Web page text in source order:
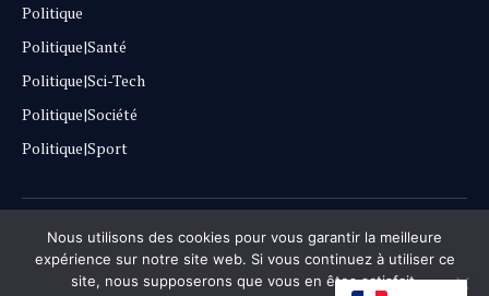
Politique
Politique|Santé
Politique|Sci-Tech
Politique|Société
Politique|Sport
Copyright © 2025 Lehautpanel
Confidentialité Contact Don
Nous utilisons des cookies pour vous garantir la meilleure
expérience sur notre site web. Si vous continuez à utiliser ce
site, nous supposerons que vous en êtes satisfait.